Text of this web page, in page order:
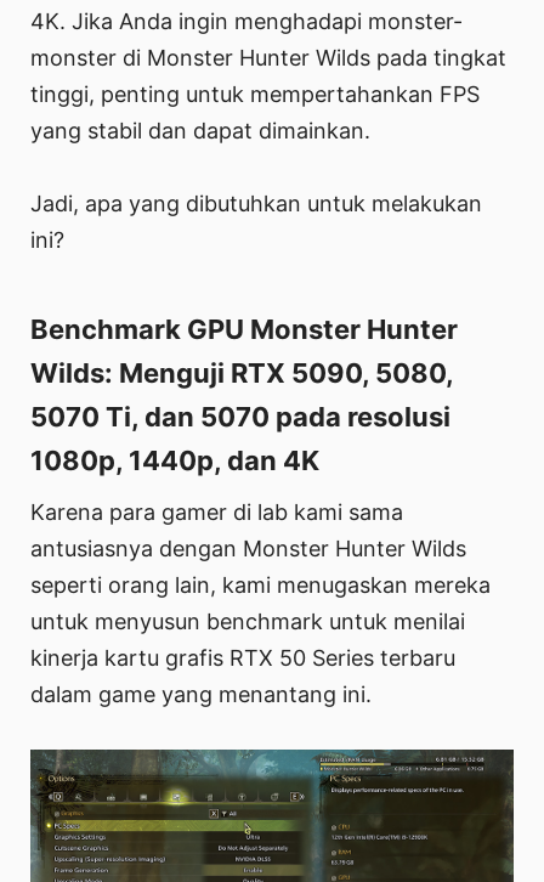
4K. Jika Anda ingin menghadapi monster-
monster di Monster Hunter Wilds pada tingkat
tinggi, penting untuk mempertahankan FPS
yang stabil dan dapat dimainkan.
Jadi, apa yang dibutuhkan untuk melakukan
ini?
Benchmark GPU Monster Hunter
Wilds: Menguji RTX 5090, 5080,
5070 Ti, dan 5070 pada resolusi
1080p, 1440p, dan 4K
Karena para gamer di lab kami sama
antusiasnya dengan Monster Hunter Wilds
seperti orang lain, kami menugaskan mereka
untuk menyusun benchmark untuk menilai
kinerja kartu grafis RTX 50 Series terbaru
dalam game yang menantang ini.